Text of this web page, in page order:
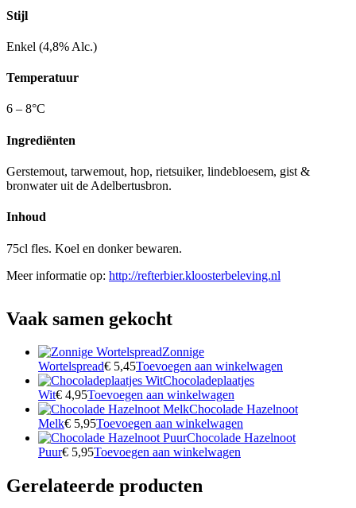
Stijl
Enkel (4,8% Alc.)
Temperatuur
6 – 8°C
Ingrediënten
Gerstemout, tarwemout, hop, rietsuiker, lindebloesem, gist &
bronwater uit de Adelbertusbron.
Inhoud
75cl fles. Koel en donker bewaren.
Meer informatie op: http://refterbier.kloosterbeleving.nl
Vaak samen gekocht
Zonnige
Wortelspread€ 5,45Toevoegen aan winkelwagen
Chocoladeplaatjes
Wit€ 4,95Toevoegen aan winkelwagen
Chocolade Hazelnoot
Melk€ 5,95Toevoegen aan winkelwagen
Chocolade Hazelnoot
Puur€ 5,95Toevoegen aan winkelwagen
Gerelateerde producten